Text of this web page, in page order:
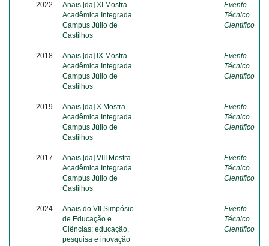
2022
Anais [da] XI Mostra
Acadêmica Integrada
Campus Júlio de
Castilhos
-
Evento
Técnico
Científico
2018
Anais [da] IX Mostra
Acadêmica Integrada
Campus Júlio de
Castilhos
-
Evento
Técnico
Científico
2019
Anais [da] X Mostra
Acadêmica Integrada
Campus Júlio de
Castilhos
-
Evento
Técnico
Científico
2017
Anais [da] VIII Mostra
Acadêmica Integrada
Campus Júlio de
Castilhos
-
Evento
Técnico
Científico
2024
Anais do VII Simpósio
de Educação e
Ciências: educação,
pesquisa e inovação
-
Evento
Técnico
Científico